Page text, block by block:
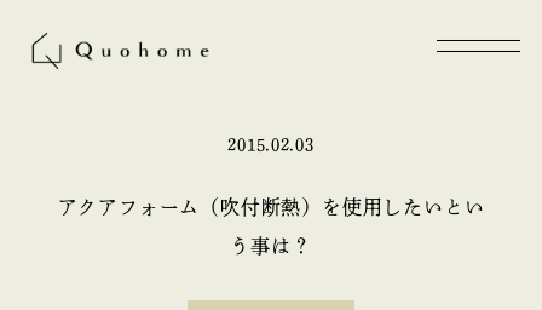
2015.02.03
アクアフォーム（吹付断熱）を使用したいとい
う事は？